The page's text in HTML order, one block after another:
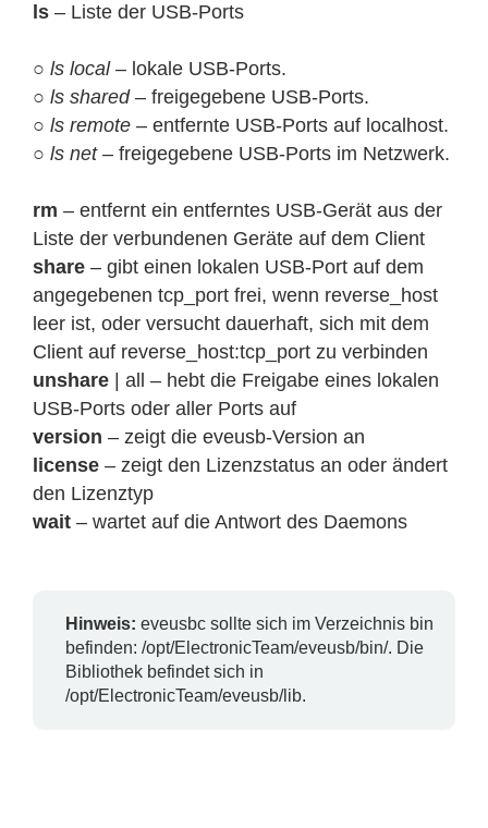
ls – Liste der USB-Ports
○ ls local– lokale USB-Ports.
○ ls shared– freigegebene USB-Ports.
○ ls remote – entfernte USB-Ports auf localhost.
○ ls net– freigegebene USB-Ports im Netzwerk.
rm – entfernt ein entferntes USB-Gerät aus der
Liste der verbundenen Geräte auf dem Client
share – gibt einen lokalen USB-Port auf dem
angegebenen tcp_port frei, wenn reverse_host
leer ist, oder versucht dauerhaft, sich mit dem
Client auf reverse_host:tcp_port zu verbinden
unshare | all – hebt die Freigabe eines lokalen
USB-Ports oder aller Ports auf
version – zeigt die eveusb-Version an
license – zeigt den Lizenzstatus an oder ändert
den Lizenztyp
wait – wartet auf die Antwort des Daemons
Hinweis: eveusbc sollte sich im Verzeichnis bin
befinden: /opt/ElectronicTeam/eveusb/bin/. Die
Bibliothek befindet sich in
/opt/ElectronicTeam/eveusb/lib.